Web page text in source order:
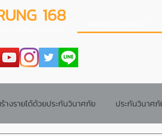
168
างรายได้ด้วยประกันวินาศภัย ประกันวินาศ